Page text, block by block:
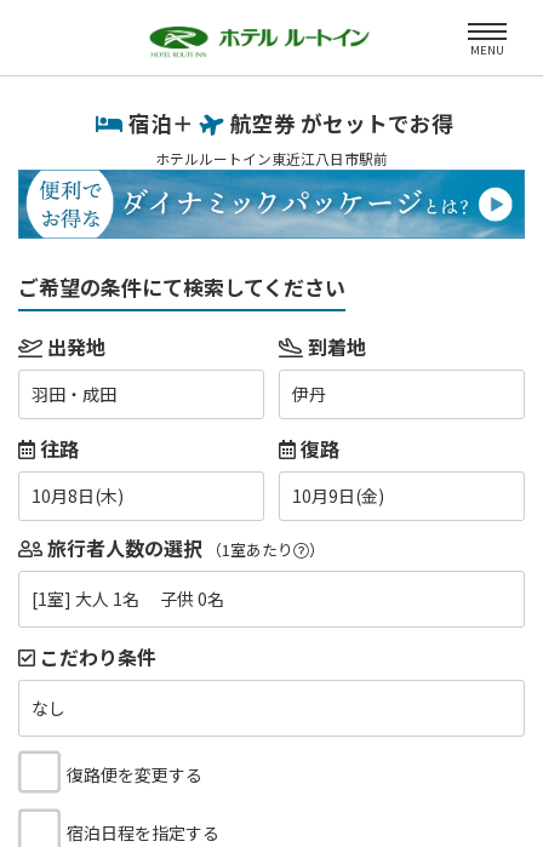
MENU
宿泊＋ 航空券 がセットでお得
ホテルルートイン東近江八日市駅前
ご希望の条件にて検索してください
出発地
羽田・成田
到着地
伊丹
往路
10月8日(木)
復路
10月9日(金)
旅行者人数の選択 （1室あたり ）
[1室] 大人 1名 子供 0名
こだわり条件
なし
復路便を変更する
宿泊日程を指定する